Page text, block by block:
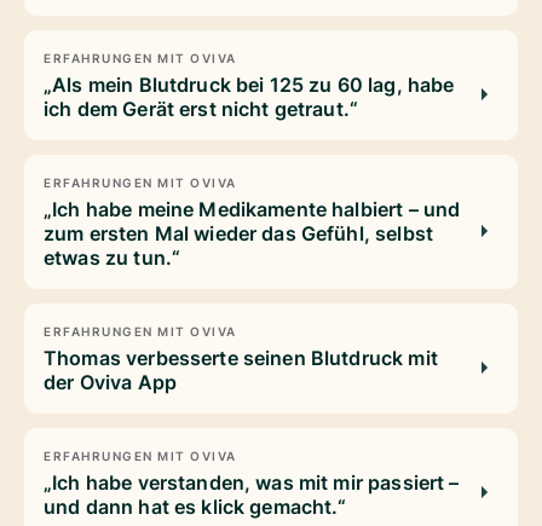
ERFAHRUNGEN MIT OVIVA
„Als mein Blutdruck bei 125 zu 60 lag, habe
ich dem Gerät erst nicht getraut.“
ERFAHRUNGEN MIT OVIVA
„Ich habe meine Medikamente halbiert – und
zum ersten Mal wieder das Gefühl, selbst
etwas zu tun.“
ERFAHRUNGEN MIT OVIVA
Thomas verbesserte seinen Blutdruck mit
der Oviva App
ERFAHRUNGEN MIT OVIVA
„Ich habe verstanden, was mit mir passiert –
und dann hat es klick gemacht.“